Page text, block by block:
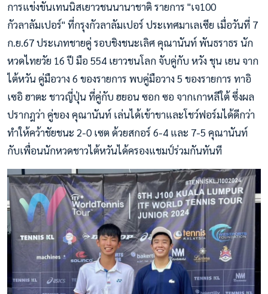
การแข่งขันเทนนิสเยาวชนนานาชาติ รายการ "เจ100
กัวลาลัมเปอร์" ที่กรุงกัวลาลัมเปอร์ ประเทศมาเลเซีย เมื่อวันที่ 7
ก.ย.67 ประเภทชายคู่ รอบชิงชนะเลิศ คุณานันท์ พันธราธร นัก
หวดไทยวัย 16 ปี มือ 554 เยาวชนโลก จับคู่กับ หวัง ชุน เยน จาก
ไต้หวัน คู่มือวาง 6 ของรายการ พบคู่มือวาง 5 ของรายการ ทาอิ
เซอิ ฮาตะ ชาวญี่ปุ่น ที่คู่กับ ฮยอน ซอก ซอ จากเกาหลีใต้ ซึ่งผล
ปรากฎว่า คู่ของ คุณานันท์ เล่นได้เข้าขาและโชว์ฟอร์มได้ดีกว่า
ทำให้คว้าชัยชนะ 2-0 เซต ด้วยสกอร์ 6-4 และ 7-5 คุณานันท์
กับเพื่อนนักหวดชาวไต้หวันได้ครองแชมป์ร่วมกันทันที